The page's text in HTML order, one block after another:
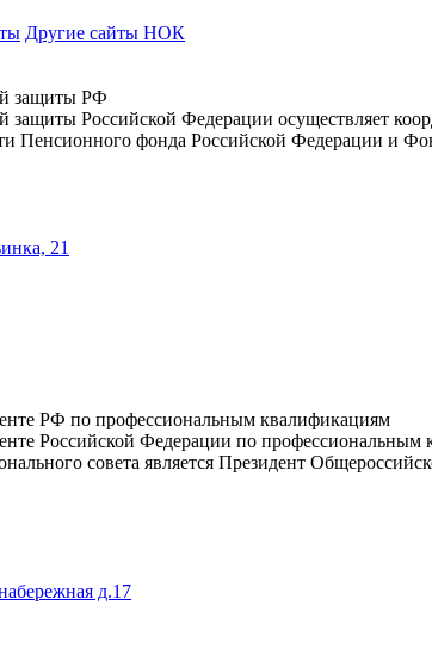
Другие сайты НОК
защиты РФ
защиты Российской Федерации осуществляет
Пенсионного фонда Российской Федерации и
21
РФ по профессиональным квалификациям
Российской Федерации по профессиональным
совета является Президент
д.17